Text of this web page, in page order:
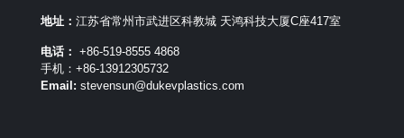
地址： 江苏省常州市武进区科教城 天鸿科技大厦C座417室
电话： +86-519-8555 4868
手机：+86-13912305732
Email: stevensun@dukevplastics.com